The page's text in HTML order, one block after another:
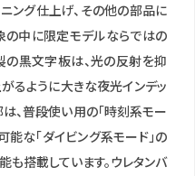
ング仕上げ、その他の部品に
の中に限定モデルならではの
の黒文字板は、光の反射を抑
るように大きな夜光インデッ
、普段使い用の「時刻系モー
な「ダイビング系モード」の
搭載しています。ウレタンバ